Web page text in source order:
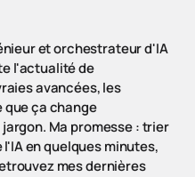
et orchestrateur d'IA
l'actualité de
avancées, les
ça change
Ma promesse : trier
en quelques minutes,
mes dernières